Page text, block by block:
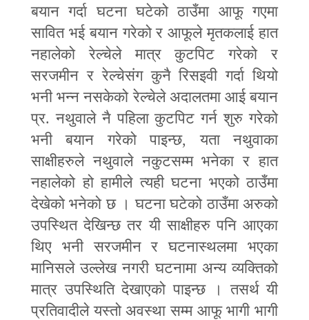
बयान गर्दा घटना घटेको ठाउँमा आफू गएमा
सावित भई बयान गरेको र आफूले मृतकलाई हात
नहालेको रेल्चेले मात्र कुटपिट गरेको र
सरजमीन र रेल्चेसंग कुनै रिसइवी गर्दा थियो
भनी भन्न नसकेको रेल्चेले अदालतमा आई बयान
प्र. नथुवाले नै पहिला कुटपिट गर्न शुरु गरेको
भनी बयान गरेको पाइन्छ,यता नथुवाका
साक्षीहरुले नथुवाले नकुटसम्म भनेका र हात
नहालेको हो हामीले त्यही घटना भएको ठाउँमा
देखेको भनेको छ । घटना घटेको ठाउँमा अरुको
उपस्थित देखिन्छ तर यी साक्षीहरु पनि आएका
थिए भनी सरजमीन र घटनास्थलमा भएका
मानिसले उल्लेख नगरी घटनामा अन्य व्यक्तिको
मात्र उपस्थिति देखाएको पाइन्छ । तसर्थ यी
प्रतिवादीले यस्तो अवस्था सम्म आफू भागी भागी